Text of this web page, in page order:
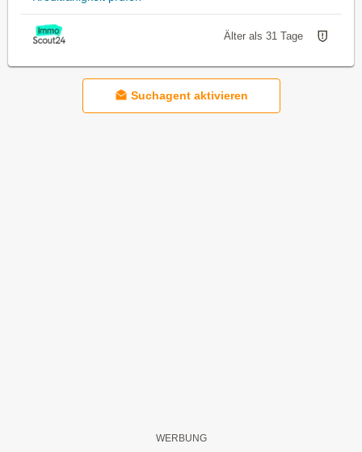
Älter als 31 Tage
Suchagent aktivieren